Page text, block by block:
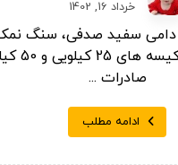
خرداد 16, 1402
دامی سفید صدفی، سنگ
نمک دامی در
صادرات ...
ادامه مطلب